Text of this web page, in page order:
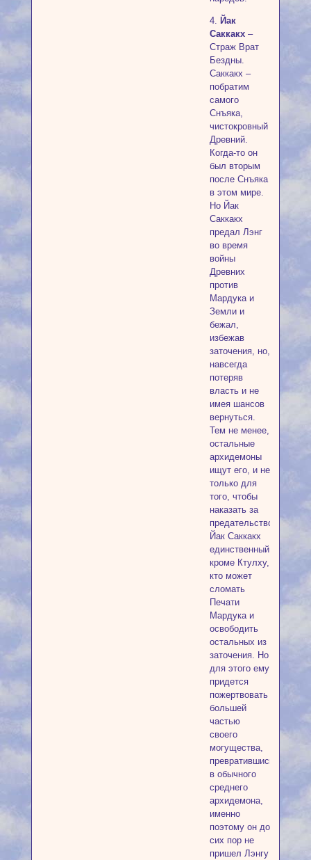
4. Йак
Саккакх–
Страж Врат
Бездны.
Саккакх –
побратим
самого
Снъяка,
чистокровный
Древний.
Когда-то он
был вторым
после Снъяка
в этом мире.
Но Йак
Саккакх
предал Лэнг
во время
войны
Древних
против
Мардука и
Земли и
бежал,
избежав
заточения, но,
навсегда
потеряв
власть и не
имея шансов
вернуться.
Тем не менее,
остальные
архидемоны
ищут его, и не
только для
того, чтобы
наказать за
предательство.
Йак Саккакх
единственный,
кроме Ктулху,
кто может
сломать
Печати
Мардука и
освободить
остальных из
заточения. Но
для этого ему
придется
пожертвовать
большей
частью
своего
могущества,
превратившись
в обычного
среднего
архидемона,
именно
поэтому он до
сих пор не
пришел Лэнгу